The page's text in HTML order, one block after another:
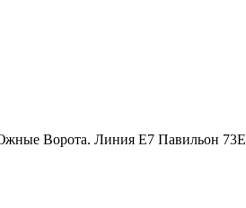
Ворота. Линия Е7 Павильон 73Е